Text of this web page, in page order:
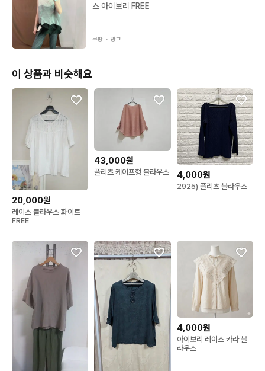
*택비는 3500원. 제주도는 5500원.  추가입금 없으면 착불로 갑
니다
*모든 상품 입금순이며 에눌은 없습니다
스 아이보리 FREE
쿠팡 ・ 광고
이 상품과 비슷해요
20,000원
레이스 블라우스 화이트
FREE
43,000원
플리츠 케이프형 블라우스 4,000원
2925) 플리츠 블라우스
4,000원
아이보리 레이스 카라 블
라우스